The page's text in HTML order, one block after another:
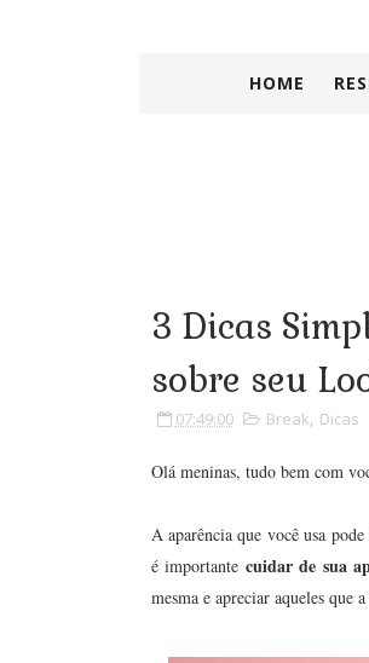
HOME
3 Dicas
sobre seu
07:49:00 Break, Dicas
Olá meninas, tudo bem com
A aparência que você usa
é importante cuidar de sua
mesma e apreciar aqueles que